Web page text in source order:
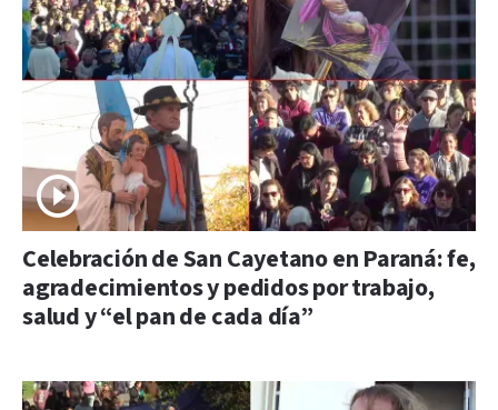
Celebración de San Cayetano en Paraná: fe,
agradecimientos y pedidos por trabajo,
salud y “el pan de cada día”